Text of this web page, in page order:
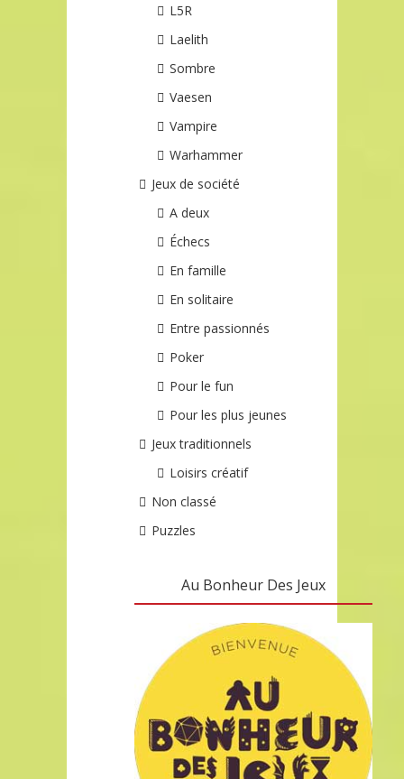
L5R
Laelith
Sombre
Vaesen
Vampire
Warhammer
Jeux de société
A deux
Échecs
En famille
En solitaire
Entre passionnés
Poker
Pour le fun
Pour les plus jeunes
Jeux traditionnels
Loisirs créatif
Non classé
Puzzles
Au Bonheur Des Jeux